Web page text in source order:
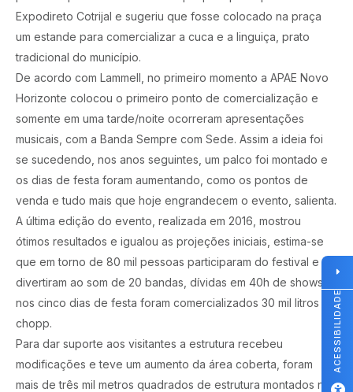
Expodireto Cotrijal e sugeriu que fosse colocado na praça
um estande para comercializar a cuca e a linguiça, prato
tradicional do município.
De acordo com Lammell, no primeiro momento a APAE Novo
Horizonte colocou o primeiro ponto de comercialização e
somente em uma tarde/noite ocorreram apresentações
musicais, com a Banda Sempre com Sede. Assim a ideia foi
se sucedendo, nos anos seguintes, um palco foi montado e
os dias de festa foram aumentando, como os pontos de
venda e tudo mais que hoje engrandecem o evento, salienta.
A última edição do evento, realizada em 2016, mostrou
ótimos resultados e igualou as projeções iniciais, estima-se
que em torno de 80 mil pessoas participaram do festival e se
divertiram ao som de 20 bandas, dívidas em 40h de shows,
nos cinco dias de festa foram comercializados 30 mil litros de
chopp.
Para dar suporte aos visitantes a estrutura recebeu
modificações e teve um aumento da área coberta, foram
mais de três mil metros quadrados de estrutura montados na
ACESSIBILIDADE